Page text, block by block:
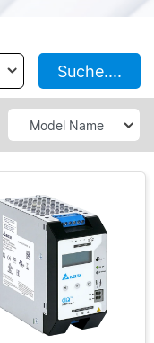
Suche....